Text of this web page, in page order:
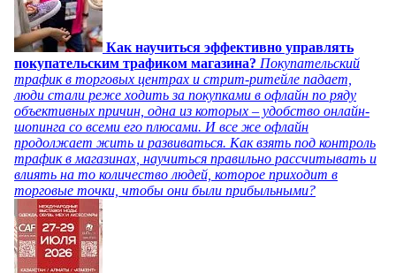
Как научиться эффективно управлять
покупательским трафиком магазина? Покупательский
трафик в торговых центрах и стрит-ритейле падает,
люди стали реже ходить за покупками в офлайн по ряду
объективных причин, одна из которых – удобство онлайн-
шопинга со всеми его плюсами. И все же офлайн
продолжает жить и развиваться. Как взять под контроль
трафик в магазинах, научиться правильно рассчитывать и
влиять на то количество людей, которое приходит в
торговые точки, чтобы они были прибыльными?